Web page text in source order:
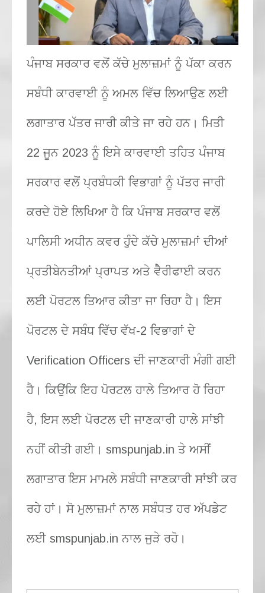
ਪੰਜਾਬ ਸਰਕਾਰ ਵਲੋਂ ਕੱਚੇ ਮੁਲਾਜ਼ਮਾਂ ਨੂੰ ਪੱਕਾ ਕਰਨ
ਸਬੰਧੀ ਕਾਰਵਾਈ ਨੂੰ ਅਮਲ ਵਿੱਚ ਲਿਆਉਣ ਲਈ
ਲਗਾਤਾਰ ਪੱਤਰ ਜਾਰੀ ਕੀਤੇ ਜਾ ਰਹੇ ਹਨ। ਮਿਤੀ
22 ਜੂਨ 2023 ਨੂੰ ਇਸੇ ਕਾਰਵਾਈ ਤਹਿਤ ਪੰਜਾਬ
ਸਰਕਾਰ ਵਲੋਂ ਪ੍ਰਬੰਧਕੀ ਵਿਭਾਗਾਂ ਨੂੰ ਪੱਤਰ ਜਾਰੀ
ਕਰਦੇ ਹੋਏ ਲਿਖਿਆ ਹੈ ਕਿ ਪੰਜਾਬ ਸਰਕਾਰ ਵਲੋਂ
ਪਾਲਿਸੀ ਅਧੀਨ ਕਵਰ ਹੁੰਦੇ ਕੱਚੇ ਮੁਲਾਜ਼ਮਾਂ ਦੀਆਂ
ਪ੍ਰਤੀਬੇਨਤੀਆਂ ਪ੍ਰਾਪਤ ਅਤੇ ਵੇੈਰੀਫਾਈ ਕਰਨ
ਲਈ ਪੋਰਟਲ ਤਿਆਰ ਕੀਤਾ ਜਾ ਰਿਹਾ ਹੈ। ਇਸ
ਪੋਰਟਲ ਦੇ ਸਬੰਧ ਵਿੱਚ ਵੱਖ-2 ਵਿਭਾਗਾਂ ਦੇ
Verification Officers ਦੀ ਜਾਣਕਾਰੀ ਮੰਗੀ ਗਈ
ਹੈ। ਕਿਉਂਕਿ ਇਹ ਪੋਰਟਲ ਹਾਲੇ ਤਿਆਰ ਹੋ ਰਿਹਾ
ਹੈ, ਇਸ ਲਈ ਪੋਰਟਲ ਦੀ ਜਾਣਕਾਰੀ ਹਾਲੇ ਸਾਂਝੀ
ਨਹੀਂ ਕੀਤੀ ਗਈ। smspunjab.in ਤੇ ਅਸੀਂ
ਲਗਾਤਾਰ ਇਸ ਮਾਮਲੇ ਸਬੰਧੀ ਜਾਣਕਾਰੀ ਸਾਂਝੀ ਕਰ
ਰਹੇ ਹਾਂ। ਸੋ ਮੁਲਾਜ਼ਮਾਂ ਨਾਲ ਸਬੰਧਤ ਹਰ ਅੱਪਡੇਟ
ਲਈ smspunjab.in ਨਾਲ ਜੁੜੇ ਰਹੋ।